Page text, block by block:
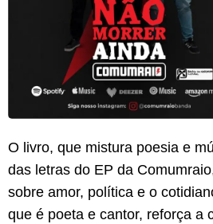
O livro, que mistura poesia e
das letras do EP da
sobre amor, política e o
que é poeta e cantor, reforça a